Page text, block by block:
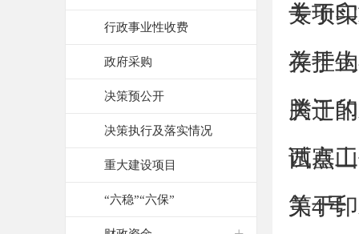
行政事业性收费
政府采购
决策预公开
决策执行及落实情况
重大建设项目
“六稳”“六保”
专项
关于
存挂
关于
腾迁
关于
试点
西塞
第4号
关于